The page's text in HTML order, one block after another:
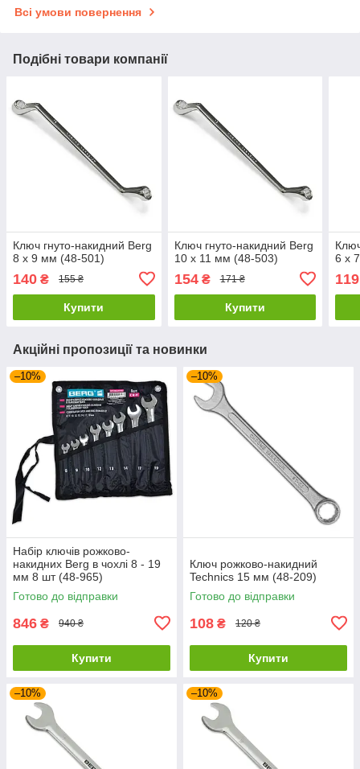
Всі умови повернення
Подібні товари компанії
Ключ гнуто-накидний Berg
8 х 9 мм (48-501)
140 ₴ 155 ₴
Купити
Ключ гнуто-накидний Berg
10 х 11 мм (48-503)
154₴ 171 ₴
Купити
6 х
119
Акційні пропозиції та новинки
–10%
Набір ключів рожково-
накидних Berg в чохлі 8 - 19
мм 8 шт (48-965)
Готово до відправки
846 ₴ 940 ₴
Купити
–10%
Ключ рожково-накидний
Technics 15 мм (48-209)
Готово до відправки
108 ₴ 120 ₴
Купити
–10% –10%